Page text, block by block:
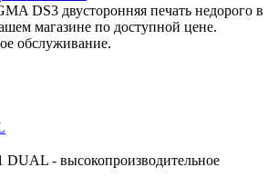
DS3 двусторонняя печать недорого в
магазине по доступной цене.
обслуживание.
- высокопроизводительное